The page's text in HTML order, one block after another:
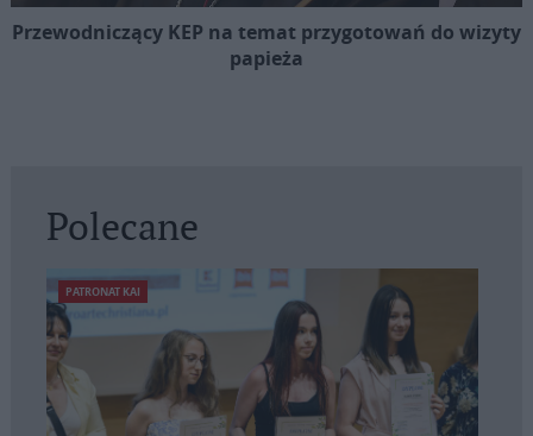
Przewodniczący KEP na temat przygotowań do wizyty
papieża
Polecane
PATRONAT KAI